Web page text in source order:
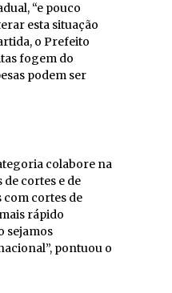
“e pouco
esta situação
o Prefeito
fogem do
podem ser
colabore na
cortes e de
com cortes de
rápido
sejamos
pontuou o